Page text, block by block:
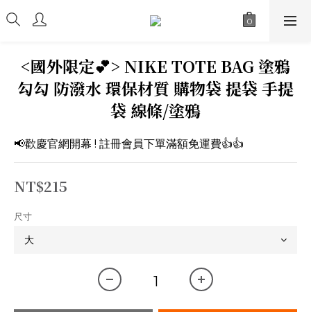
<國外限定💕> NIKE TOTE BAG 塗鴉
勾勾 防潑水 環保材質 購物袋 提袋 手提
袋 線條/塗鴉
📢歡慶官網開幕 ! 註冊會員下單滿額免運費👍👍
NT$215
尺寸